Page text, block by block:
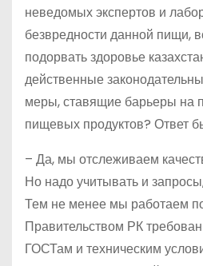
неведомых экспертов и
безвредности данной пищи,
подорвать здоровье
действенные
меры, ставящие барьеры на
пищевых продуктов? Ответ
– Да, мы отслеживаем
Но надо учитывать и
Тем не менее мы работаем
Правительством РК
ГОСТам и техническим